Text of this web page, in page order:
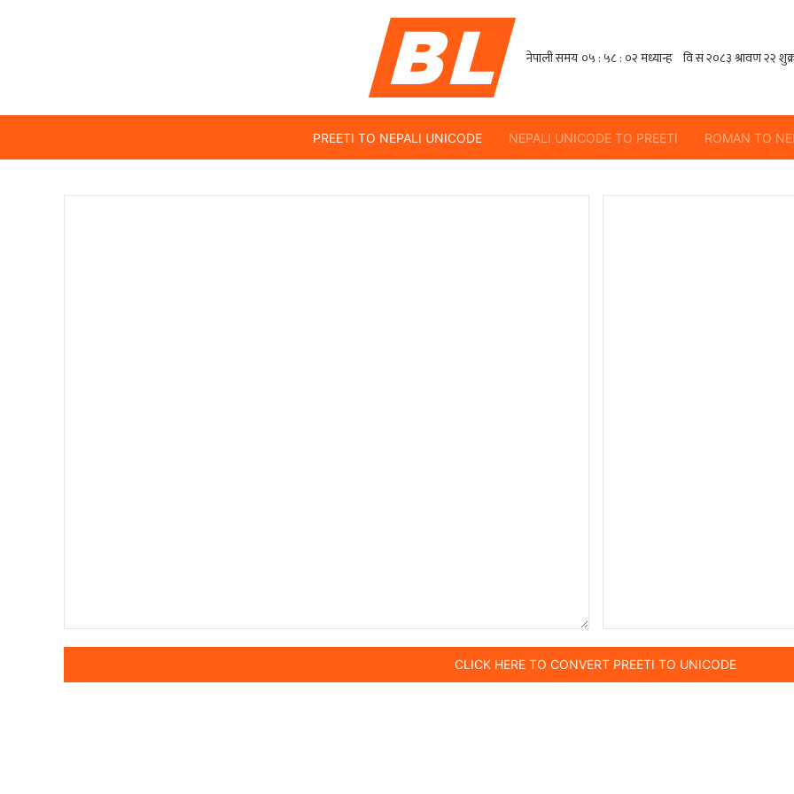
PREETI TO NEPALI UNICODE NEPALI UNICODE TO PREETI ROMAN TO